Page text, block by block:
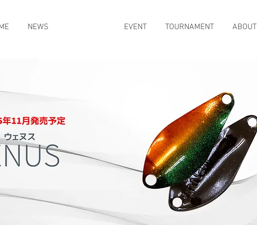
NEWS EVENT TOURNAMENT ABOUT